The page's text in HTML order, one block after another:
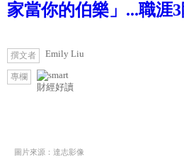
家當你的伯樂」...職涯
撰文者 Emily Liu
專欄
財經好讀
圖片來源：達志影像